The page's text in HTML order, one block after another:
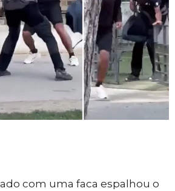
com uma faca espalhou o